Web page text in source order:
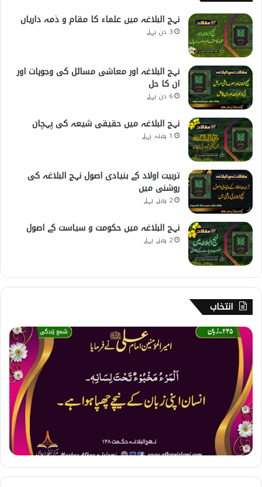
نہج البلاغہ میں علماء کا مقام و ذمہ داریاں
3 دن پہلے
نہج البلاغہ اور معاشی مسائل کی وجوہات اور
ان کا حل
6 دن پہلے
نہج البلاغہ میں حقیقی شیعہ کی پہچان
1 ہفتہ پہلے
تربیت اولاد کے بنیادی اصول نہج البلاغہ کی
روشنی میں
2 ہفتے پہلے
نہج البلاغہ میں حکومت و سیاست کے اصول
2 ہفتے پہلے
انتخاب
2
5
۔
ز
ب
ا
ن